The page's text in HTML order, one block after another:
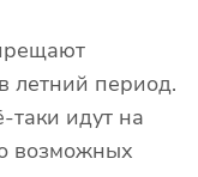
летний период.
таки идут на
возможных